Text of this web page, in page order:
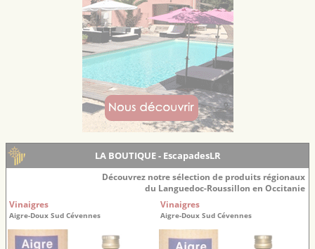
LA BOUTIQUE - EscapadesLR
Découvrez notre sélection de produits régionaux
du Languedoc-Roussillon en Occitanie
Vinaigres
Aigre-Doux Sud Cévennes
Vinaigres
Aigre-Doux Sud Cévennes